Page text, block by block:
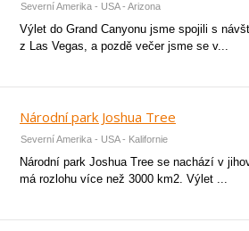
Severní Amerika - USA - Arizona
Výlet do Grand Canyonu jsme spojili s
z Las Vegas, a pozdě večer jsme se v...
Národní park Joshua Tree
Severní Amerika - USA - Kalifornie
Národní park Joshua Tree se nachází v
má rozlohu více než 3000 km2. Výlet ...